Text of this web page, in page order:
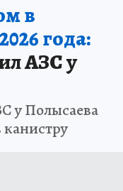
в
года:
АЗС у
у Полысаева
канистру